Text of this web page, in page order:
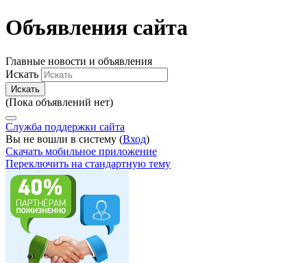
Объявления сайта
Главные новости и объявления
Искать
Искать
(Пока объявлений нет)
Служба поддержки сайта
Вы не вошли в систему (Вход)
Скачать мобильное приложение
Переключить на стандартную тему